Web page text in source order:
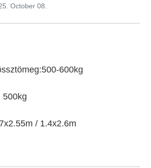
October 08.
600kg
500kg
/ 1.4x2.6m